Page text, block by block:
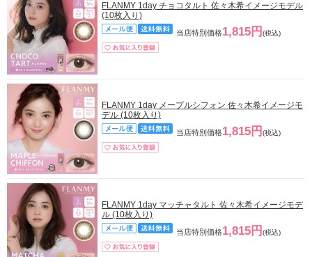
FLANMY 1day チョコタルト 佐々木希イメージモデル
(10枚入り)
当店特別価格1,815円 (税込)
FLANMY 1day メープルシフォン 佐々木希イメージモ
デル (10枚入り)
当店特別価格1,815円 (税込)
FLANMY 1day マッチャタルト 佐々木希イメージモデ
ル (10枚入り)
当店特別価格1,815円 (税込)